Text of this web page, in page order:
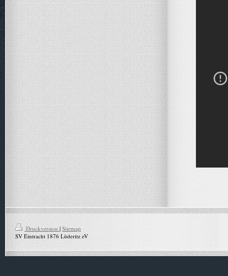
Druckversion| Sitemap
SV Eintracht 1876 Lüderitz eV